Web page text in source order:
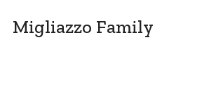
Migliazzo Family